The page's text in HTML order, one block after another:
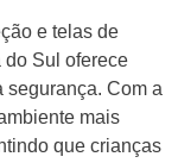
e telas de
do Sul oferece
segurança. Com a
mais
que crianças